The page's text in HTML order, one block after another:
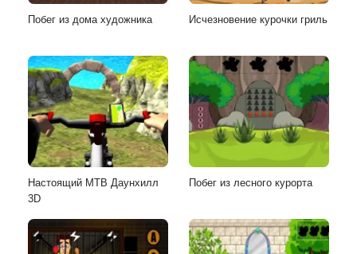
Побег из дома художника Исчезновение курочки гриль
Настоящий MTB Даунхилл
3D
Побег из лесного курорта